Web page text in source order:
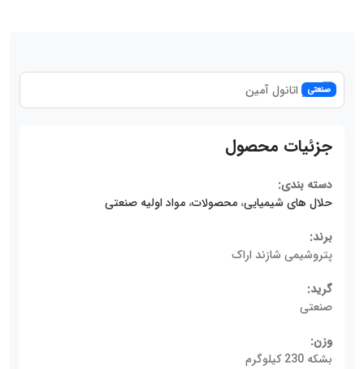
صنعتی
جزئیات محصول
دسته بندی:
حلال های شیمیایی، محصولات، مواد اولیه صنعتی
برند:
پتروشیمی شازند اراک
گرید:
صنعتی
وزن:
بشکه 230 کیلوگرم